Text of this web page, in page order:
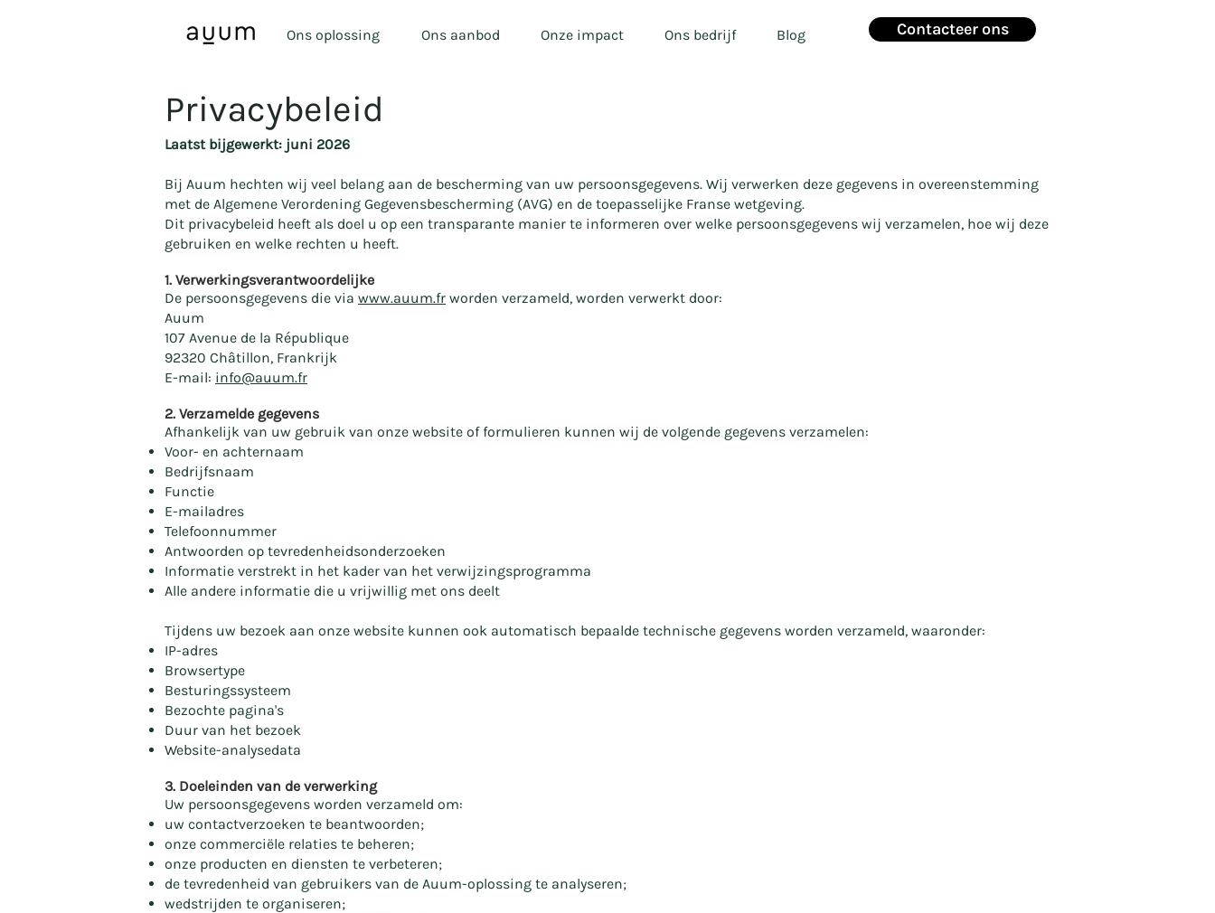
Ons oplossing Ons aanbod Onze impact Ons bedrijf Blog Contacteer ons
Privacybeleid
Laatst bijgewerkt: juni 2026
Bij Auum hechten wij veel belang aan de bescherming van uw persoonsgegevens. Wij verwerken deze gegevens in overeenstemming
met de Algemene Verordening Gegevensbescherming (AVG) en de toepasselijke Franse wetgeving.
Dit privacybeleid heeft als doel u op een transparante manier te informeren over welke persoonsgegevens wij verzamelen, hoe wij deze
gebruiken en welke rechten u heeft.
1. Verwerkingsverantwoordelijke
De persoonsgegevens die via www.auum.fr worden verzameld, worden verwerkt door:
Auum
107 Avenue de la République
92320 Châtillon, Frankrijk
E-mail: info@auum.fr
2. Verzamelde gegevens
Afhankelijk van uw gebruik van onze website of formulieren kunnen wij de volgende gegevens verzamelen:
Voor- en achternaam
Bedrijfsnaam
Functie
E-mailadres
Telefoonnummer
Antwoorden op tevredenheidsonderzoeken
Informatie verstrekt in het kader van het verwijzingsprogramma
Alle andere informatie die u vrijwillig met ons deelt
Tijdens uw bezoek aan onze website kunnen ook automatisch bepaalde technische gegevens worden verzameld, waaronder:
IP-adres
Browsertype
Besturingssysteem
Bezochte pagina's
Duur van het bezoek
Website-analysedata
3. Doeleinden van de verwerking
Uw persoonsgegevens worden verzameld om:
uw contactverzoeken te beantwoorden;
onze commerciële relaties te beheren;
onze producten en diensten te verbeteren;
de tevredenheid van gebruikers van de Auum-oplossing te analyseren;
wedstrijden te organiseren;